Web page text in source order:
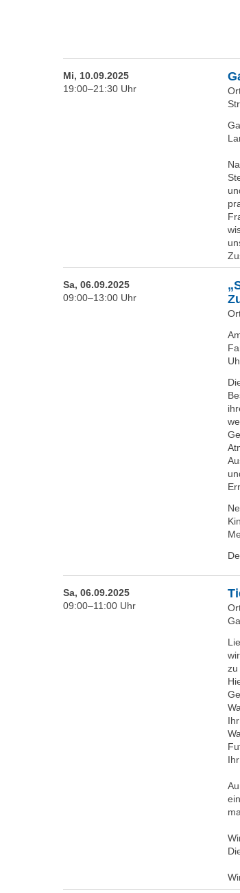
Mi, 10.09.2025
19:00–21:30 Uhr
Sa, 06.09.2025
09:00–13:00 Uhr
Sa, 06.09.2025
09:00–11:00 Uhr
zu